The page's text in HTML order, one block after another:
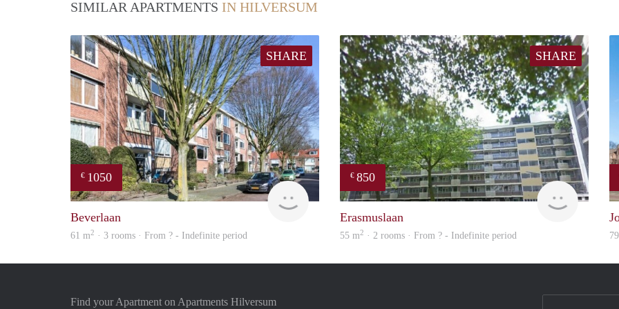
SIMILAR APARTMENTS IN HILVERSUM
SHARE
€ 1050
Beverlaan
61 m2 · 3 rooms · From ? - Indefinite period
SHARE
€ 850
rent
Erasmuslaan
55 m2 · 2 rooms · From ? - Indefinite period
Find your Apartment on Apartments Hilversum